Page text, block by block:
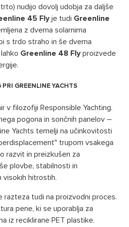
nudijo dovolj udobja za daljše
45 Flyje tudi Greenline
z dvema solarnima
s trdo straho in še dvema
Greenline 48 Flyproizvede
GREENLINE YACHTS
v filozofiji Responsible Yachting.
pogona in sončnih panelov –
Yachts temelji na učinkovitosti
trupom vsakega
razvit in preizkušen za
plovbe, stabilnosti in
visokih hitrostih.
razteza tudi na proizvodni proces.
pene, ki se uporablja za
iz reciklirane PET plastike.